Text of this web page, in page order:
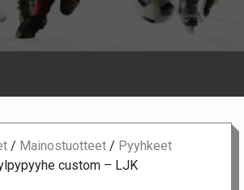
/ Mainostuotteet / Pyyhkeet
custom – LJK